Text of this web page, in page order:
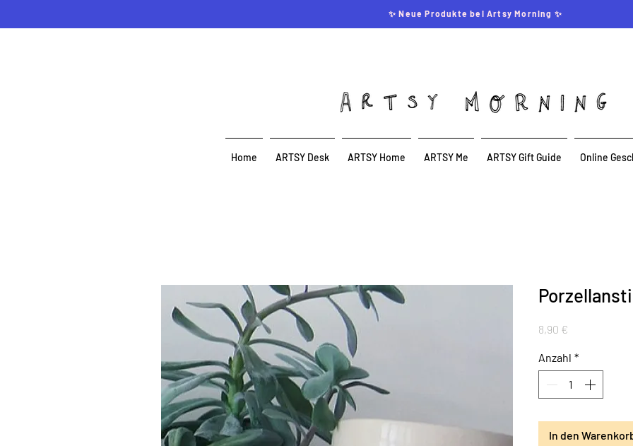
✨ Neue Produkte bei Artsy Morning ✨
Home ARTSY Desk ARTSY Home ARTSY Me ARTSY Gift Guide Online
8,90 €
Anzahl *
In den